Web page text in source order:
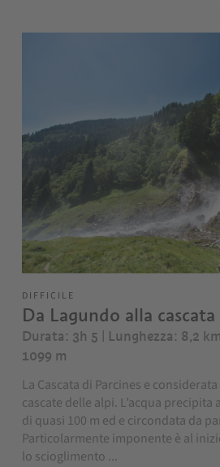
DIFFICILE
Da Lagundo alla
Durata: 3h 5 | Lunghezza: 8,2 km
1099 m
La Cascata di Parcines e
cascate delle alpi. L’acqua precipita
di quasi 100 m ed e circondata da
Particolarmente imponente è al
lo scioglimento ...